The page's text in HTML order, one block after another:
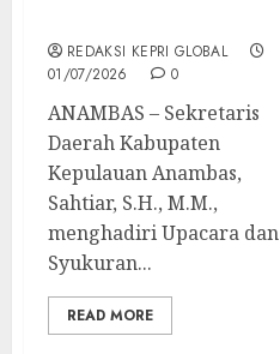
REDAKSI KEPRI GLOBAL
01/07/2026
0
ANAMBAS – Sekretaris
Daerah Kabupaten
Kepulauan Anambas,
Sahtiar, S.H., M.M.,
menghadiri Upacara dan
Syukuran...
READ MORE